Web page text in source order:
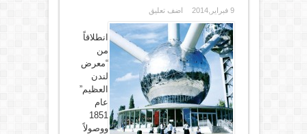
9 فبراير,2014 اضف تعليق
انطلاقاً
من
“معرض
لندن
العظيم”
عام
1851
ووصولاً